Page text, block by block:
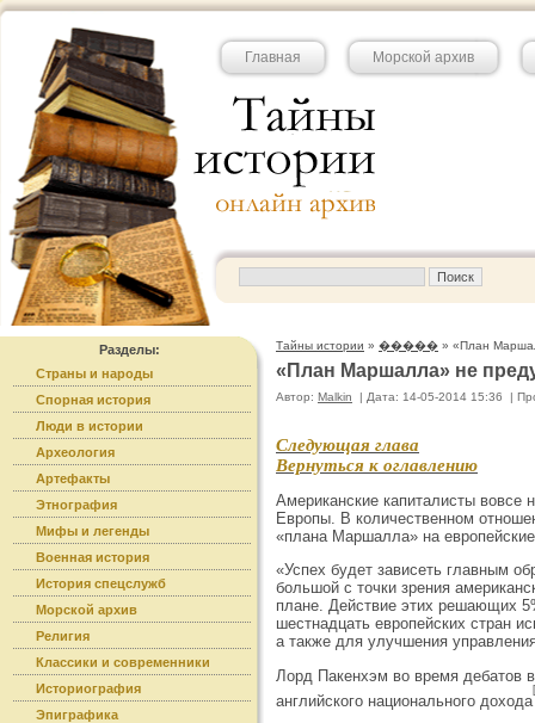
Главная Морской архив
Разделы:
Страны и народы
Спорная история
Люди в истории
Археология
Артефакты
Этнография
Мифы и легенды
Военная история
История спецслужб
Морской архив
Религия
Классики и современники
Историография
Эпиграфика
Тайны истории » ����� » «План
«План Маршалла» не
Автор: Malkin | Дата: 14-05-2014 15:36 |
Следующая глава
Вернуться к оглавлению
Американские капиталисты вовсе
Европы. В количественном
«плана Маршалла» на
«Успех будет зависеть главным
большой с точки зрения
плане. Действие этих решающих
шестнад­цать европейских стран
а также для улучшения
Лорд Пакенхэм во время дебатов
английского национального дохода